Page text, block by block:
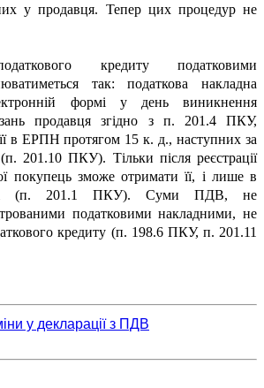
у продавця. Тепер цих процедур не
кредиту податковими
так: податкова накладна
формі у день виникнення
продавця згідно з п. 201.4 ПКУ,
в ЕРПН протягом 15 к. д., наступних за
201.10 ПКУ). Тільки після реєстрації
покупець зможе отримати її, і лише в
(п. 201.1 ПКУ). Суми ПДВ, не
податковими накладними, не
кредиту (п. 198.6 ПКУ, п. 201.11
у декларації з ПДВ